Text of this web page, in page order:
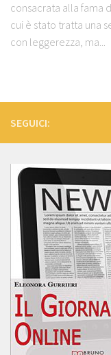
consacrata alla fama
cui è stato tratta una
con leggerezza, ma...
SEGUICI: